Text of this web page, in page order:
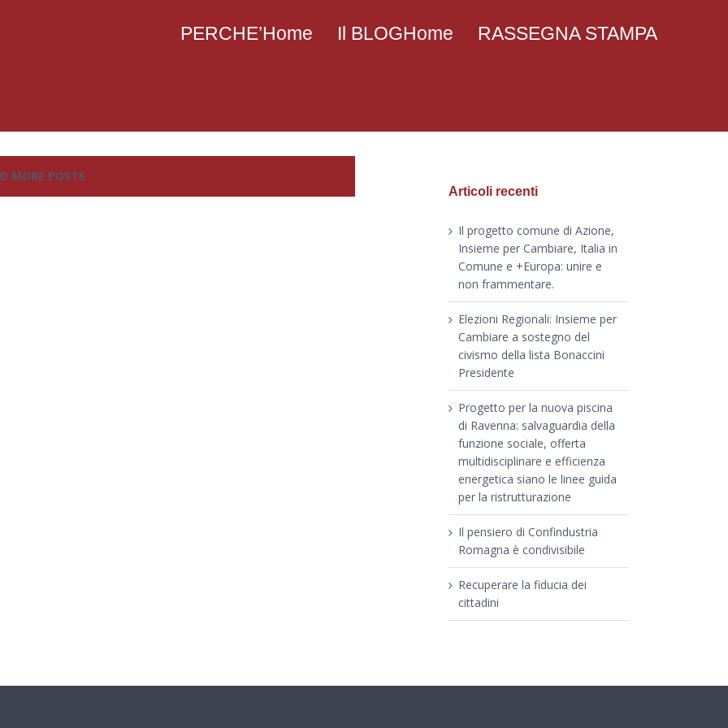
PERCHE’Home Il BLOGHome RASSEGNA STAMPA
MORE POSTS
Articoli recenti
Il progetto comune di Azione,
Insieme per Cambiare, Italia in
Comune e +Europa: unire e
non frammentare.
Elezioni Regionali: Insieme per
Cambiare a sostegno del
civismo della lista Bonaccini
Presidente
Progetto per la nuova piscina
di Ravenna: salvaguardia della
funzione sociale, offerta
multidisciplinare e efficienza
energetica siano le linee guida
per la ristrutturazione
Il pensiero di Confindustria
Romagna è condivisibile
Recuperare la fiducia dei
cittadini